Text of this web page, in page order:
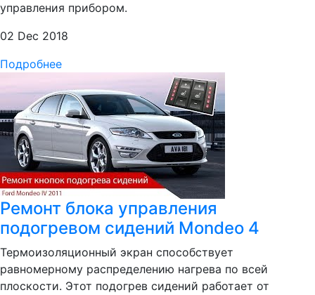
управления прибором.
02 Dec 2018
Подробнее
Ремонт блока управления
подогревом сидений Mondeo 4
Термоизоляционный экран способствует
равномерному распределению нагрева по всей
плоскости. Этот подогрев сидений работает от